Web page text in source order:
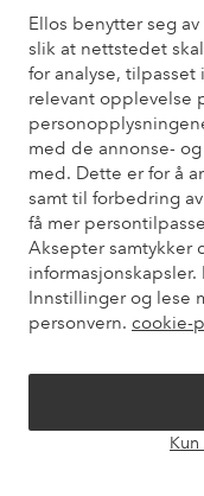
Ellos benytter seg
slik at nettstedet
for analyse,
relevant opplevelse
med de annonse-
med. Dette er for å
samt til forbedring
få mer
Aksepter samtykker
Innstillinger og lese
personvern. cookie-
Kundeservice
Mine sider
Om Ellos
Våre tjenester